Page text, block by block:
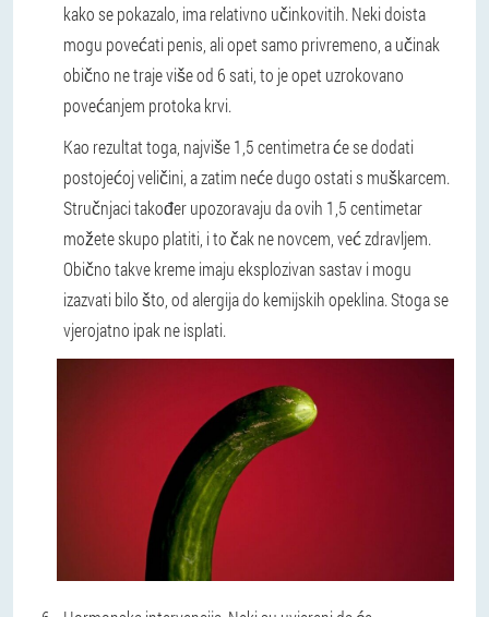
kako se pokazalo, ima relativno učinkovitih. Neki doista
mogu povećati penis, ali opet samo privremeno, a učinak
obično ne traje više od 6 sati, to je opet uzrokovano
povećanjem protoka krvi.
Kao rezultat toga, najviše 1,5 centimetra će se dodati
postojećoj veličini, a zatim neće dugo ostati s muškarcem.
Stručnjaci također upozoravaju da ovih 1,5 centimetar
možete skupo platiti, i to čak ne novcem, već zdravljem.
Obično takve kreme imaju eksplozivan sastav i mogu
izazvati bilo što, od alergija do kemijskih opeklina. Stoga se
vjerojatno ipak ne isplati.